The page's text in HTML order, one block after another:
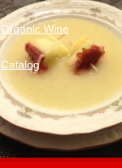
Organic Wine
Catalog